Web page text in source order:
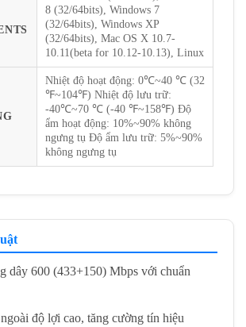
8 (32/64bits), Windows 7
(32/64bits), Windows XP
(32/64bits), Mac OS X 10.7-
10.11(beta for 10.12-10.13), Linux
Nhiệt độ hoạt động: 0℃~40 ℃ (32
℉~104℉) Nhiệt độ lưu trữ:
-40℃~70 ℃ (-40 ℉~158℉) Độ
ẩm hoạt động: 10%~90% không
ngưng tụ Độ ẩm lưu trữ: 5%~90%
không ngưng tụ
dây 600 (433+150) Mbps với chuẩn
độ lợi cao, tăng cường tín hiệu